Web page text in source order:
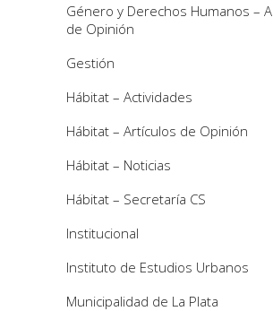
Género y Derechos Humanos –
de Opinión
Gestión
Hábitat – Actividades
Hábitat – Artículos de Opinión
Hábitat – Noticias
Hábitat – Secretaría CS
Institucional
Instituto de Estudios Urbanos
Municipalidad de La Plata